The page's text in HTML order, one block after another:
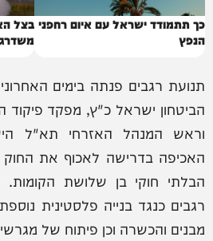
כך תתמודד ישראל עם איום רחפני
הנפץ
בצל
תנועת רגבים פנתה בימים
הביטחון ישראל כ"ץ, מפקד פיקוד
וראש המנהל האזרחי תא"ל
האכיפה בדרישה לאכוף את החוק
הבלתי חוקי בן שלושת
רגבים כנגד בנייה פלסטינית
מבנים והכשרה וכן פיתוח של